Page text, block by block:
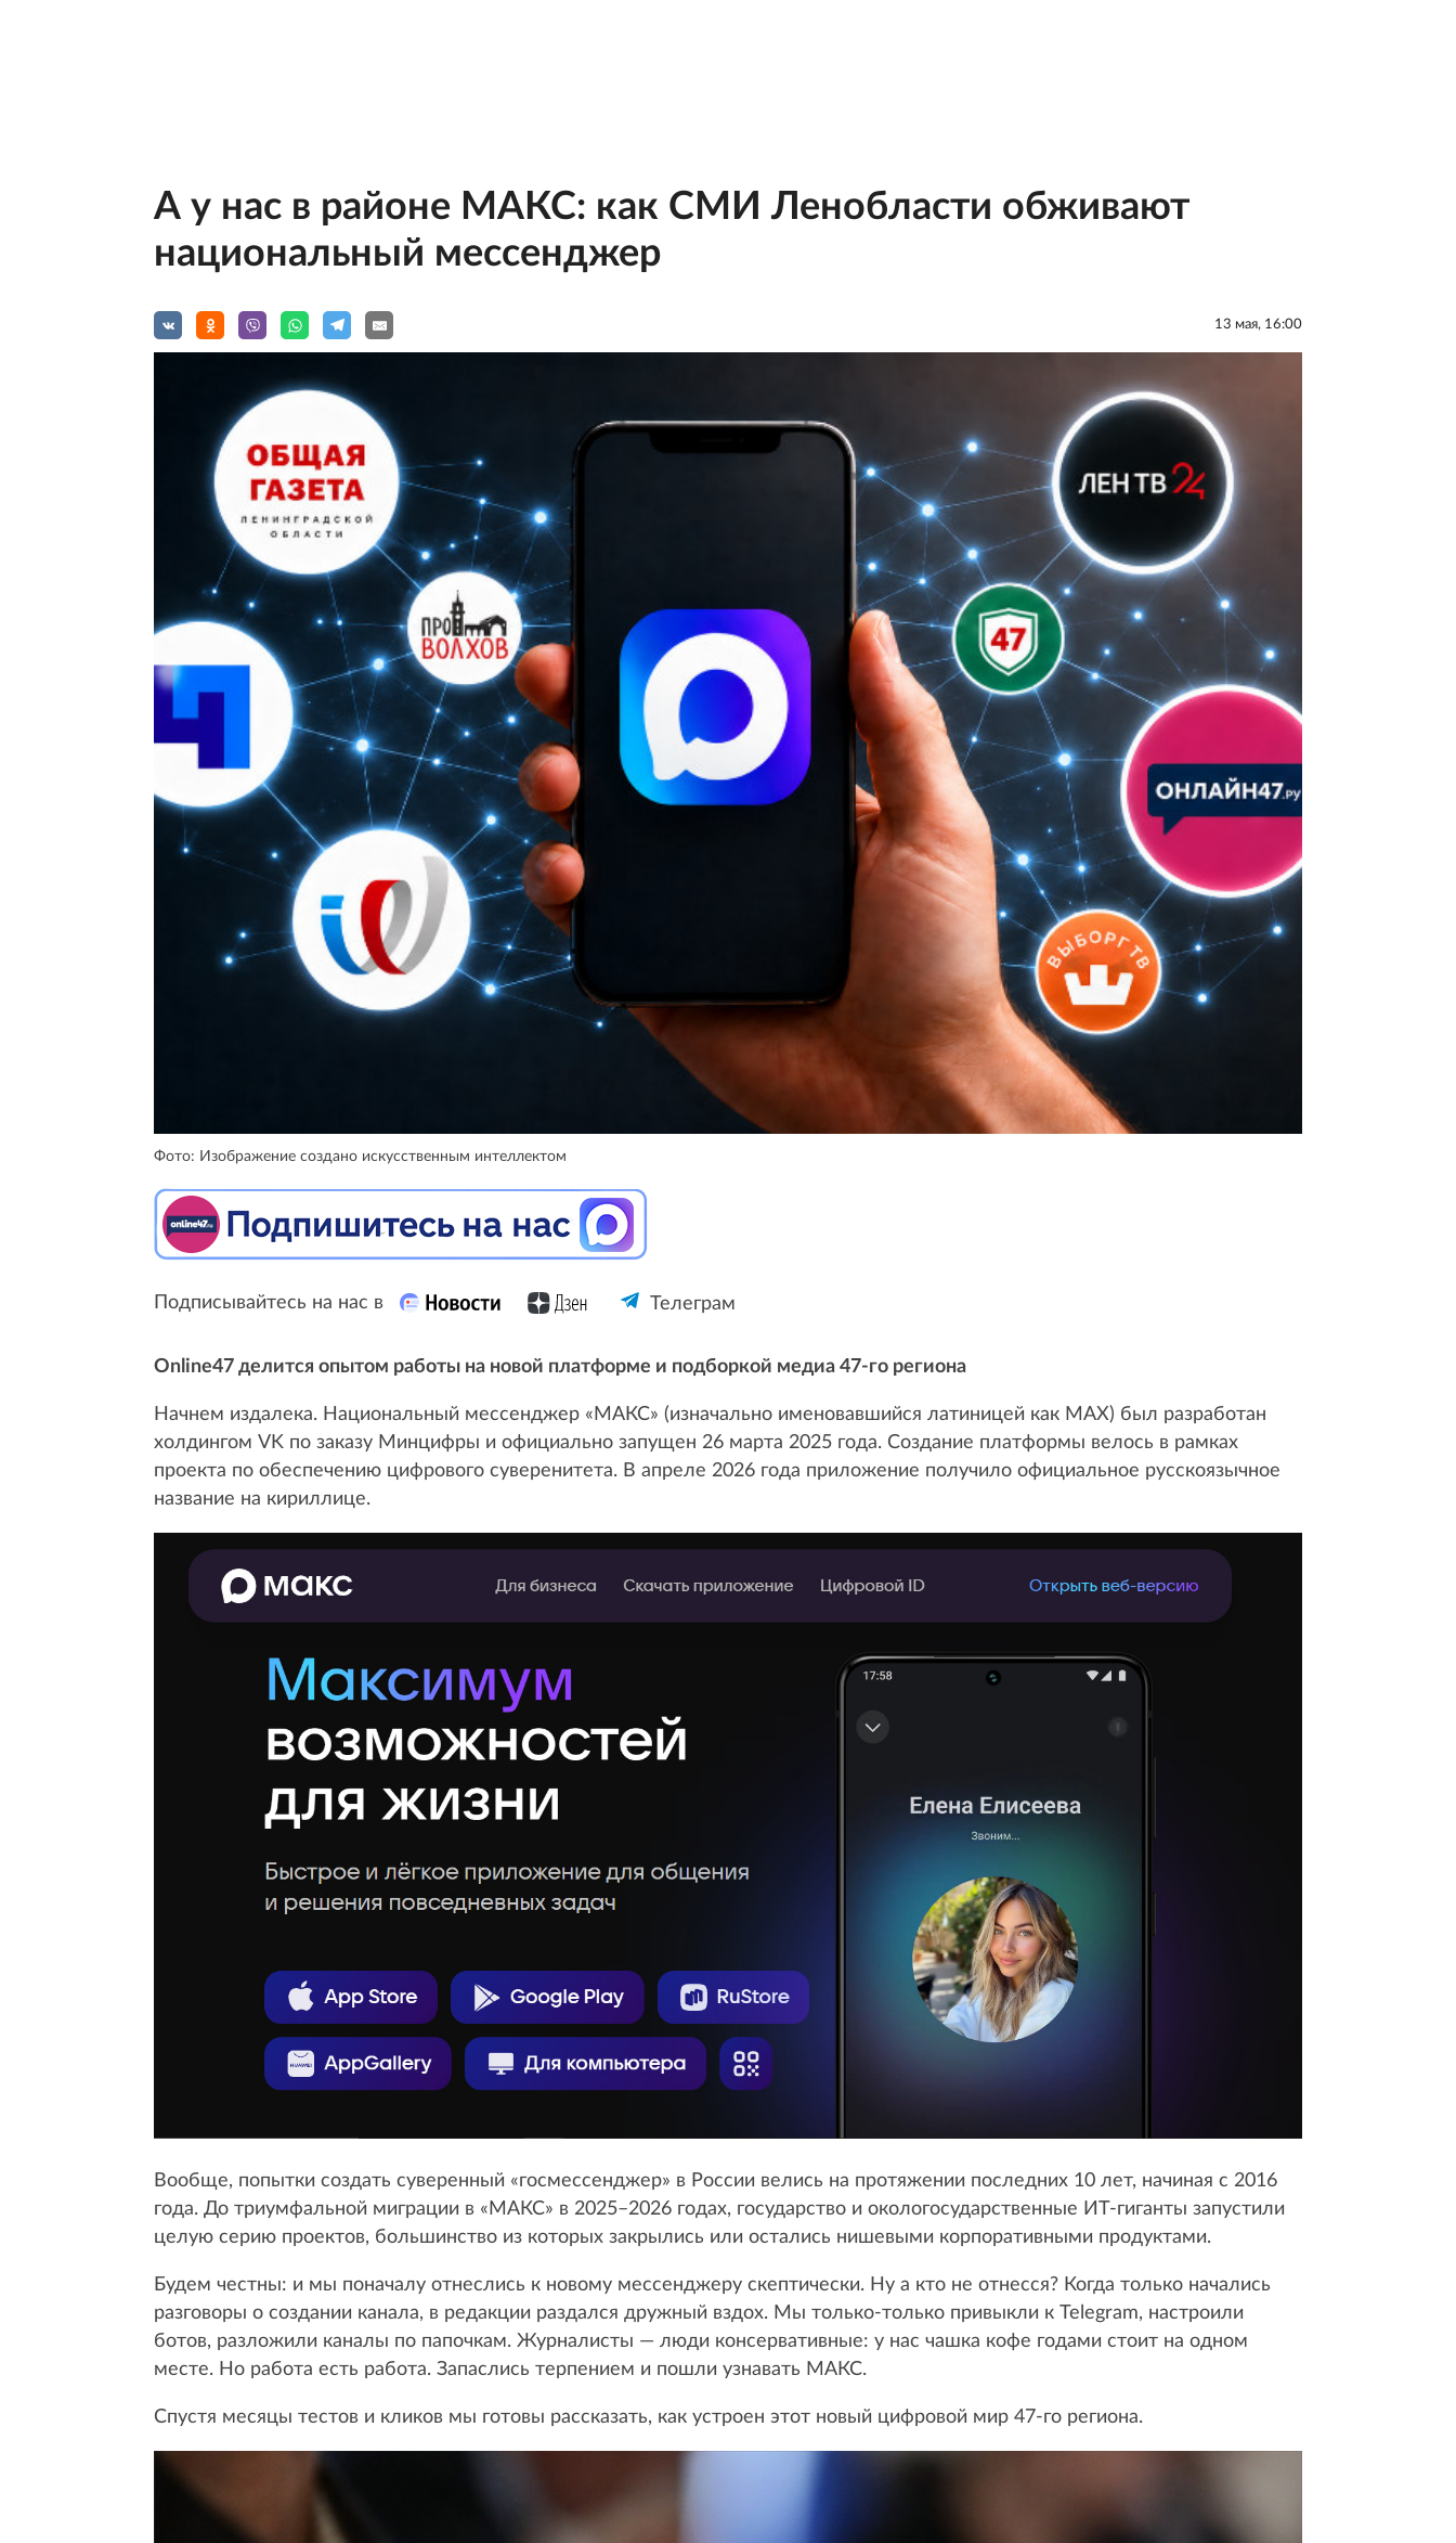
А у нас в районе МАКС: как СМИ Ленобласти обживают
национальный мессенджер
13 мая, 16:00
Фото: Изображение создано искусственным интеллектом
Подписывайтесь на нас в Телеграм
Online47 делится опытом работы на новой платформе и подборкой медиа 47-го региона
Начнем издалека. Национальный мессенджер «МАКС» (изначально именовавшийся латиницей как MAX) был разработан
холдингом VK по заказу Минцифры и официально запущен 26 марта 2025 года. Создание платформы велось в рамках
проекта по обеспечению цифрового суверенитета. В апреле 2026 года приложение получило официальное русскоязычное
название на кириллице.
Вообще, попытки создать суверенный «госмессенджер» в России велись на протяжении последних 10 лет, начиная с 2016
года. До триумфальной миграции в «МАКС» в 2025–2026 годах, государство и окологосударственные ИТ-гиганты запустили
целую серию проектов, большинство из которых закрылись или остались нишевыми корпоративными продуктами.
Будем честны: и мы поначалу отнеслись к новому мессенджеру скептически. Ну а кто не отнесся? Когда только начались
разговоры о создании канала, в редакции раздался дружный вздох. Мы только-только привыкли к Telegram, настроили
ботов, разложили каналы по папочкам. Журналисты — люди консервативные: у нас чашка кофе годами стоит на одном
месте. Но работа есть работа. Запаслись терпением и пошли узнавать МАКС.
Спустя месяцы тестов и кликов мы готовы рассказать, как устроен этот новый цифровой мир 47-го региона.